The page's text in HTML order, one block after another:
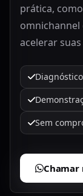
prática,
acelerar
Sem
Chamar